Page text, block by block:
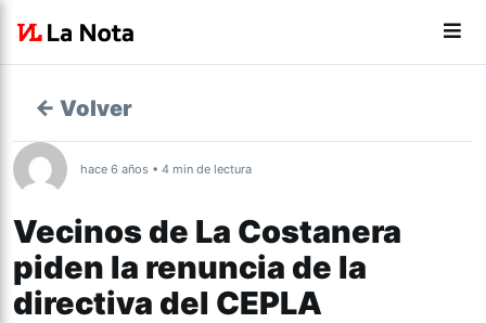
← Volver
hace 6 años • 4 min de lectura
Vecinos de La Costanera
piden la renuncia de la
directiva del CEPLA